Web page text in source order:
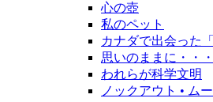
心の壺
私のペット
カナダで出会った
思いのままに・・
われらが科学文明
ノックアウト • ム